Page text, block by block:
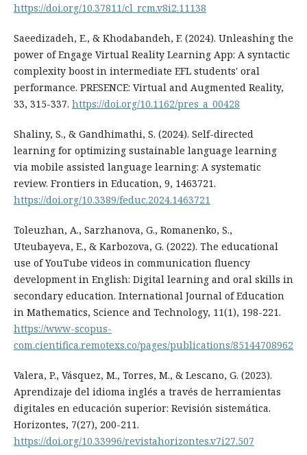
https://doi.org/10.37811/cl_rcm.v8i2.11138
Saeedizadeh, E., & Khodabandeh, F. (2024). Unleashing the
power of Engage Virtual Reality Learning App: A syntactic
complexity boost in intermediate EFL students' oral
performance. PRESENCE: Virtual and Augmented Reality,
33, 315-337. https://doi.org/10.1162/pres_a_00428
Shaliny, S., & Gandhimathi, S. (2024). Self-directed
learning for optimizing sustainable language learning
via mobile assisted language learning: A systematic
review. Frontiers in Education, 9, 1463721.
https://doi.org/10.3389/feduc.2024.1463721
Toleuzhan, A., Sarzhanova, G., Romanenko, S.,
Uteubayeva, E., & Karbozova, G. (2022). The educational
use of YouTube videos in communication fluency
development in English: Digital learning and oral skills in
secondary education. International Journal of Education
in Mathematics, Science and Technology, 11(1), 198-221.
https://www-scopus-
com.cientifica.remotexs.co/pages/publications/85144708962
Valera, P., Vásquez, M., Torres, M., & Lescano, G. (2023).
Aprendizaje del idioma inglés a través de herramientas
digitales en educación superior: Revisión sistemática.
Horizontes, 7(27), 200-211.
https://doi.org/10.33996/revistahorizontes.v7i27.507